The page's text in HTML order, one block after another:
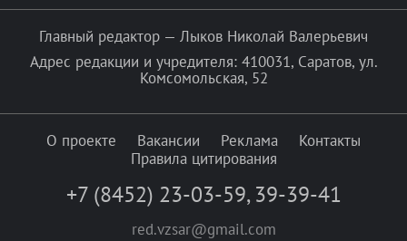
Главный редактор — Лыков Николай Валерьевич
Адрес редакции и учредителя: 410031, Саратов, ул.
Комсомольская, 52
О проекте Вакансии Реклама
Контакты
Правила цитирования
+7 (8452) 23-03-59, 39-39-41
red.vzsar@gmail.com